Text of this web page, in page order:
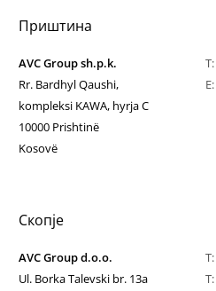
Приштина
AVC Group sh.p.k.
Rr. Bardhyl Qaushi,
kompleksi KAWA, hyrja C
10000 Prishtinë
Kosovë
T:
E:
Скопје
AVC Group d.o.o.
Ul. Borka Talevski br. 13a
T:
T: